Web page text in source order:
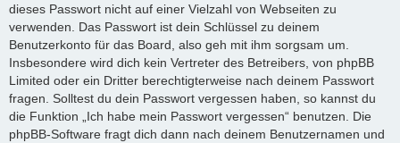
dieses Passwort nicht auf einer Vielzahl von Webseiten zu
verwenden. Das Passwort ist dein Schlüssel zu deinem
Benutzerkonto für das Board, also geh mit ihm sorgsam um.
Insbesondere wird dich kein Vertreter des Betreibers, von phpBB
Limited oder ein Dritter berechtigterweise nach deinem Passwort
fragen. Solltest du dein Passwort vergessen haben, so kannst du
die Funktion „Ich habe mein Passwort vergessen“ benutzen. Die
phpBB-Software fragt dich dann nach deinem Benutzernamen und